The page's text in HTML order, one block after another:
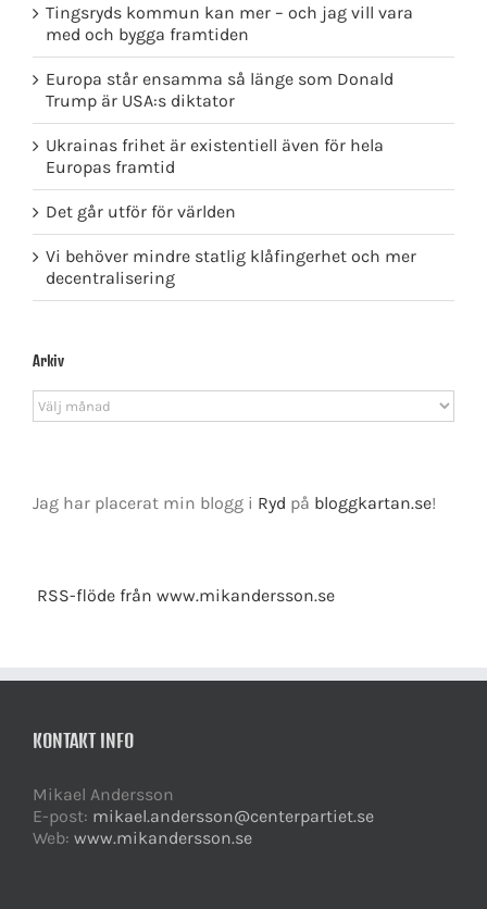
Tingsryds kommun kan mer – och jag vill vara
med och bygga framtiden
Europa står ensamma så länge som Donald
Trump är USA:s diktator
Ukrainas frihet är existentiell även för hela
Europas framtid
Det går utför för världen
Vi behöver mindre statlig klåfingerhet och mer
decentralisering
Arkiv
Arkiv
Jag har placerat min blogg i Ryd på bloggkartan.se!
RSS-flöde från www.mikandersson.se
KONTAKT INFO
Mikael Andersson
E-post: mikael.andersson@centerpartiet.se
Web: www.mikandersson.se